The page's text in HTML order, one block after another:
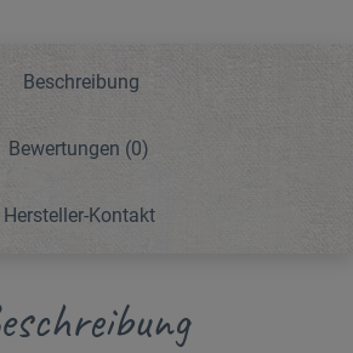
Beschreibung
Bewertungen (0)
Hersteller-Kontakt